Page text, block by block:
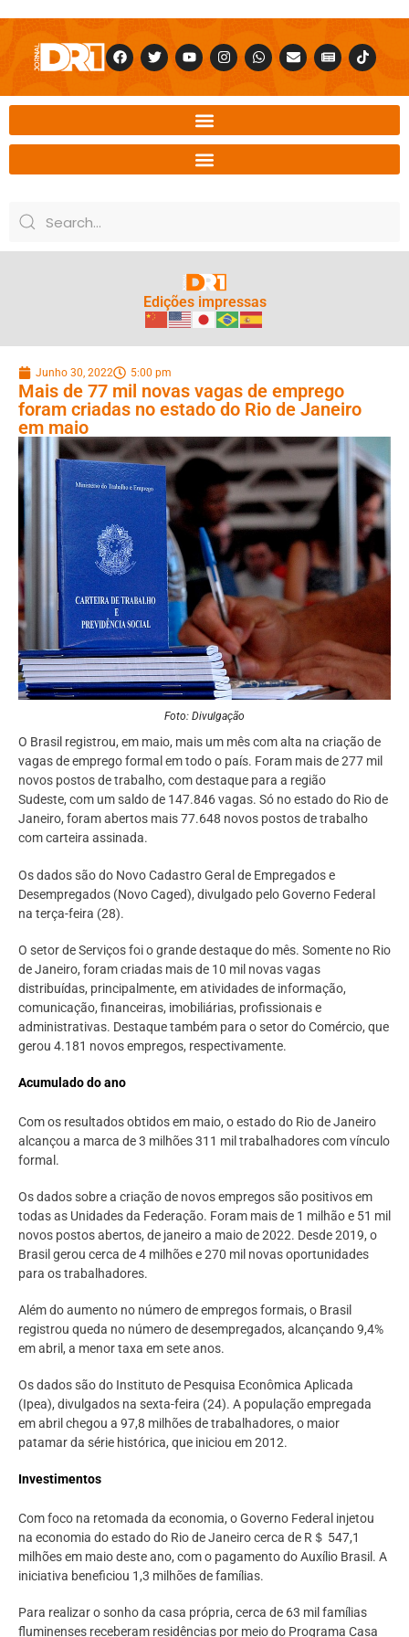
Edições impressas
Junho 30, 2022 5:00 pm
Mais de 77 mil novas vagas de emprego
foram criadas no estado do Rio de Janeiro
em maio
Foto: Divulgação
O Brasil registrou, em maio, mais um mês com alta na criação de
vagas de emprego formal em todo o país. Foram mais de 277 mil
novos postos de trabalho, com destaque para a região
Sudeste, com um saldo de 147.846 vagas. Só no estado do Rio de
Janeiro, foram abertos mais 77.648 novos postos de trabalho
com carteira assinada.
Os dados são do Novo Cadastro Geral de Empregados e
Desempregados (Novo Caged), divulgado pelo Governo Federal
na terça-feira (28).
O setor de Serviços foi o grande destaque do mês. Somente no Rio
de Janeiro, foram criadas mais de 10 mil novas vagas
distribuídas, principalmente, em atividades de informação,
comunicação, financeiras, imobiliárias, profissionais e
administrativas. Destaque também para o setor do Comércio, que
gerou 4.181 novos empregos, respectivamente.
Acumulado do ano
Com os resultados obtidos em maio, o estado do Rio de Janeiro
alcançou a marca de 3 milhões 311 mil trabalhadores com vínculo
formal.
Os dados sobre a criação de novos empregos são positivos em
todas as Unidades da Federação. Foram mais de 1 milhão e 51 mil
novos postos abertos, de janeiro a maio de 2022. Desde 2019, o
Brasil gerou cerca de 4 milhões e 270 mil novas oportunidades
para os trabalhadores.
Além do aumento no número de empregos formais, o Brasil
registrou queda no número de desempregados, alcançando 9,4%
em abril, a menor taxa em sete anos.
Os dados são do Instituto de Pesquisa Econômica Aplicada
(Ipea), divulgados na sexta-feira (24). A população empregada
em abril chegou a 97,8 milhões de trabalhadores, o maior
patamar da série histórica, que iniciou em 2012.
Investimentos
Com foco na retomada da economia, o Governo Federal injetou
na economia do estado do Rio de Janeiro cerca de R＄ 547,1
milhões em maio deste ano, com o pagamento do Auxílio Brasil. A
iniciativa beneficiou 1,3 milhões de famílias.
Para realizar o sonho da casa própria, cerca de 63 mil famílias
fluminenses receberam residências por meio do Programa Casa